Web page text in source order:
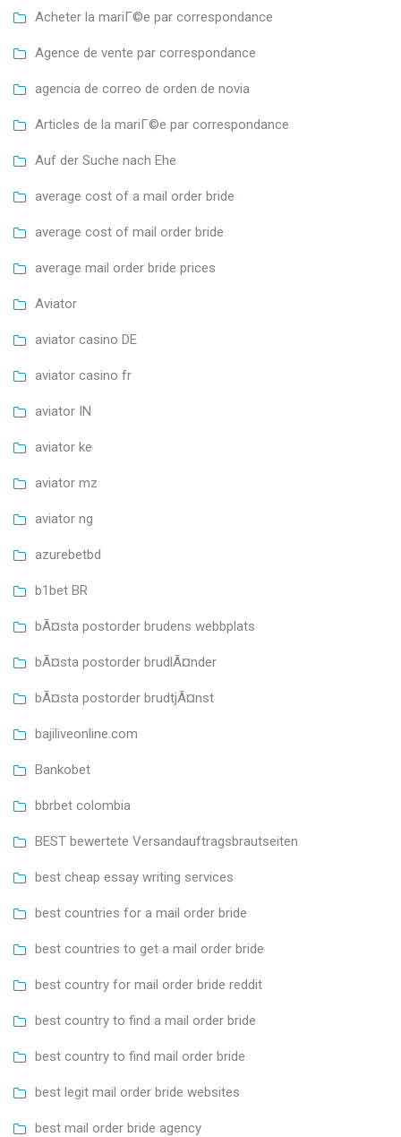
Acheter la mariГ©e par correspondance
Agence de vente par correspondance
agencia de correo de orden de novia
Articles de la mariГ©e par correspondance
Auf der Suche nach Ehe
average cost of a mail order bride
average cost of mail order bride
average mail order bride prices
Aviator
aviator casino DE
aviator casino fr
aviator IN
aviator ke
aviator mz
aviator ng
azurebetbd
b1bet BR
bÃ¤sta postorder brudens webbplats
bÃ¤sta postorder brudlÃ¤nder
bÃ¤sta postorder brudtjÃ¤nst
bajiliveonline.com
Bankobet
bbrbet colombia
BEST bewertete Versandauftragsbrautseiten
best cheap essay writing services
best countries for a mail order bride
best countries to get a mail order bride
best country for mail order bride reddit
best country to find a mail order bride
best country to find mail order bride
best legit mail order bride websites
best mail order bride agency